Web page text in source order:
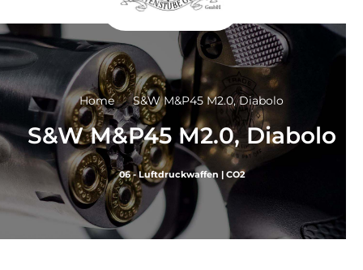
Home S&W M&P45 M2.0, Diabolo
S&W M&P45 M2.0, Diabolo
06 - Luftdruckwaffen | CO2